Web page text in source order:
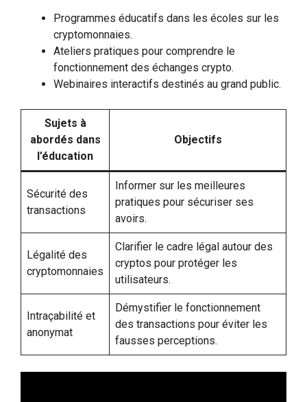
Programmes éducatifs dans les écoles sur les
cryptomonnaies.
Ateliers pratiques pour comprendre le
fonctionnement des échanges crypto.
Webinaires interactifs destinés au grand public.
Sujets à
abordés dans
l’éducation
Objectifs
Sécurité des
transactions
Informer sur les meilleures
pratiques pour sécuriser ses
avoirs.
Légalité des
cryptomonnaies
Clarifier le cadre légal autour des
cryptos pour protéger les
utilisateurs.
Intraçabilité et
anonymat
Démystifier le fonctionnement
des transactions pour éviter les
fausses perceptions.